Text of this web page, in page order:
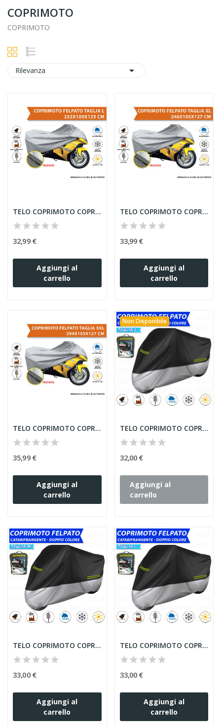
COPRIMOTO
COPRIMOTO
Rilevanza 
TELO COPRIMOTO COPRI MOTO FELPATO IMPERMEABILE...
32,99 €
Aggiungi al
carrello
TELO COPRIMOTO COPRI MOTO FELPATO IMPERMEABILE...
33,99 €
Aggiungi al
carrello
TELO COPRIMOTO COPRI MOTO FELPATO IMPERMEABILE...
35,99 €
Aggiungi al
carrello
Non Disponibile
TELO COPRIMOTO COPRIMOTO CATARIFRANGENTE...
32,00 €
Aggiungi al
carrello
TELO COPRIMOTO COPRIMOTO CATARIFRANGENTE...
33,00 €
Aggiungi al
carrello
TELO COPRIMOTO COPRIMOTO CATARIFRANGENTE...
33,00 €
Aggiungi al
carrello